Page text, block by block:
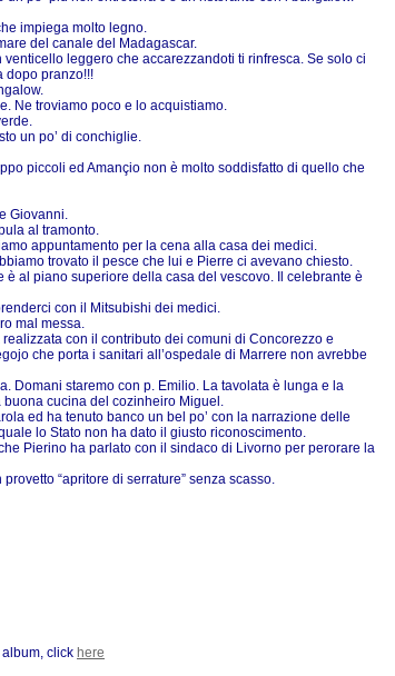
impiega molto legno.
del canale del Madagascar.
venticello leggero che accarezzandoti ti rinfresca. Se solo ci
dopo pranzo!!!
Ne troviamo poco e lo acquistiamo.
un po’ di conchiglie.
piccoli ed Amançio non è molto soddisfatto di quello che
Giovanni.
al tramonto.
appuntamento per la cena alla casa dei medici.
trovato il pesce che lui e Pierre ci avevano chiesto.
al piano superiore della casa del vescovo. Il celebrante è
con il Mitsubishi dei medici.
mal messa.
con il contributo dei comuni di Concorezzo e
che porta i sanitari all’ospedale di Marrere non avrebbe
Domani staremo con p. Emilio. La tavolata è lunga e la
cucina del cozinheiro Miguel.
ed ha tenuto banco un bel po’ con la narrazione delle
lo Stato non ha dato il giusto riconoscimento.
Pierino ha parlato con il sindaco di Livorno per perorare la
“apritore di serrature” senza scasso.
click here